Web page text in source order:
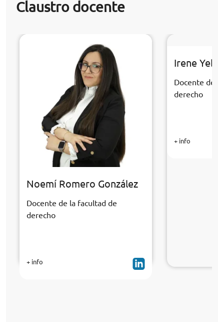
Claustro docente
Noemí Romero González
Docente de la facultad de
derecho
+ info
Irene
Docente de
derecho
+ info